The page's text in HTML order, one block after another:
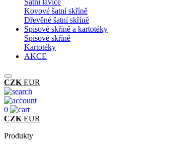
Šatní lavice
Kovové šatní skříně
Dřevěné šatní skříně
Spisové skříně a kartotéky
Spisové skříně
Kartotéky
AKCE
CZK EUR
0
CZK EUR
Produkty